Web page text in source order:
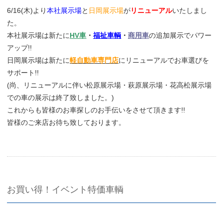
6/16(木)より本社展示場と 日岡展示場がリニューアルいたしまし
た。
本社展示場は新たにHV車 ・福祉車輌 ・商用車の追加展示でパワー
アップ!!
日岡展示場は新たに軽自動車専門店にリニューアルでお車選びを
サポート!!
(尚、リニューアルに伴い松原展示場・萩原展示場・花高松展示場
での車の展示は終了致しました。)
これからも皆様のお車探しのお手伝いをさせて頂きます!!
皆様のご来店お待ち致しております。
お買い得！イベント特価車輌